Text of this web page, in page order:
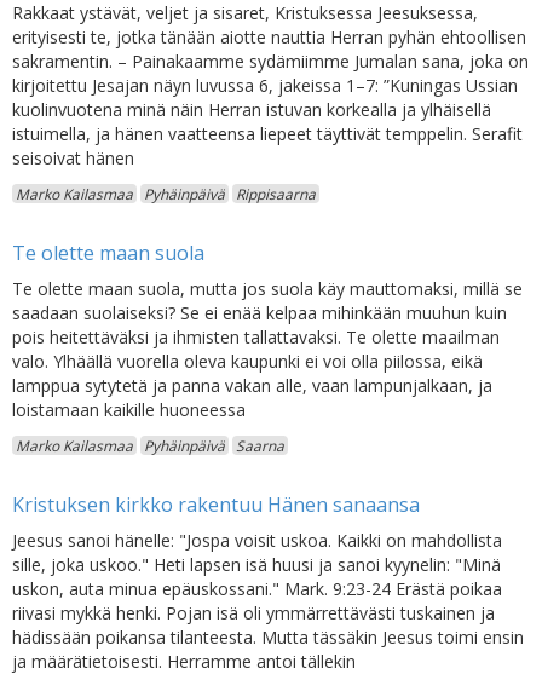
Rakkaat ystävät, veljet ja sisaret, Kristuksessa Jeesuksessa,
erityisesti te, jotka tänään aiotte nauttia Herran pyhän ehtoollisen
sakramentin. – Painakaamme sydämiimme Jumalan sana, joka on
kirjoitettu Jesajan näyn luvussa 6, jakeissa 1–7: ”Kuningas Ussian
kuolinvuotena minä näin Herran istuvan korkealla ja ylhäisellä
istuimella, ja hänen vaatteensa liepeet täyttivät temppelin. Serafit
seisoivat hänen
Marko Kailasmaa Pyhäinpäivä Rippisaarna
Te olette maan suola
Te olette maan suola, mutta jos suola käy mauttomaksi, millä se
saadaan suolaiseksi? Se ei enää kelpaa mihinkään muuhun kuin
pois heitettäväksi ja ihmisten tallattavaksi. Te olette maailman
valo. Ylhäällä vuorella oleva kaupunki ei voi olla piilossa, eikä
lamppua sytytetä ja panna vakan alle, vaan lampunjalkaan, ja
loistamaan kaikille huoneessa
Marko Kailasmaa Pyhäinpäivä Saarna
Kristuksen kirkko rakentuu Hänen sanaansa
Jeesus sanoi hänelle: "Jospa voisit uskoa. Kaikki on mahdollista
sille, joka uskoo." Heti lapsen isä huusi ja sanoi kyynelin: "Minä
uskon, auta minua epäuskossani." Mark. 9:23-24 Erästä poikaa
riivasi mykkä henki. Pojan isä oli ymmärrettävästi tuskainen ja
hädissään poikansa tilanteesta. Mutta tässäkin Jeesus toimi ensin
ja määrätietoisesti. Herramme antoi tällekin